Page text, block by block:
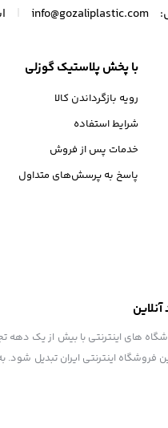
info@gozaliplastic.com
با پخش پلاستیک گوزلی
رویه بازگرداندن کالا
شرایط استفاده
خدمات پس از فروش
پاسخ به پرسش‌های متداول
فروشگاه اینترنتی ایران تبدیل